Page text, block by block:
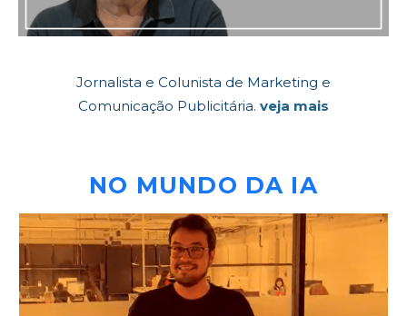
Jornalista e Colunista de Marketing e
Comunicação Publicitária. veja mais
NO MUNDO DA IA